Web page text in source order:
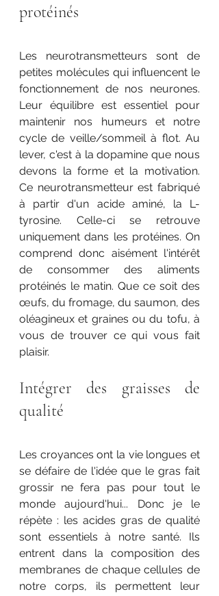
protéinés
Les neurotransmetteurs sont de
petites molécules qui influencent le
fonctionnement de nos neurones.
Leur équilibre est essentiel pour
maintenir nos humeurs et notre
cycle de veille/sommeil à flot. Au
lever, c'est à la dopamine que nous
devons la forme et la motivation.
Ce neurotransmetteur est fabriqué
à partir d'un acide aminé, la L-
tyrosine. Celle-ci se retrouve
uniquement dans les protéines. On
comprend donc aisément l'intérêt
de consommer des aliments
protéinés le matin. Que ce soit des
œufs, du fromage, du saumon, des
oléagineux et graines ou du tofu, à
vous de trouver ce qui vous fait
plaisir.
Intégrer des graisses de
qualité
Les croyances ont la vie longues et
se défaire de l'idée que le gras fait
grossir ne fera pas pour tout le
monde aujourd'hui... Donc je le
répète : les acides gras de qualité
sont essentiels à notre santé. Ils
entrent dans la composition des
membranes de chaque cellules de
notre corps, ils permettent leur